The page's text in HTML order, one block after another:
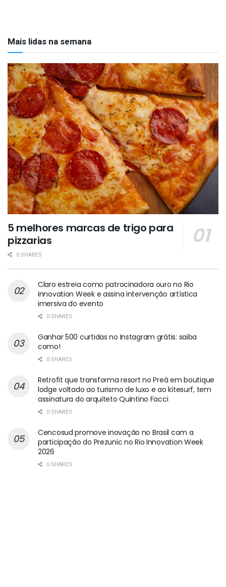
Mais lidas na semana
5 melhores marcas de trigo para
pizzarias
0 SHARES
Claro estreia como patrocinadora ouro no Rio
Innovation Week e assina intervenção artística
imersiva do evento
0 SHARES
Ganhar 500 curtidas no Instagram grátis: saiba
como!
0 SHARES
Retrofit que transforma resort no Preá em boutique
lodge voltado ao turismo de luxo e ao kitesurf, tem
assinatura do arquiteto Quintino Facci
0 SHARES
Cencosud promove inovação no Brasil com a
participação do Prezunic no Rio Innovation Week
2026
0 SHARES